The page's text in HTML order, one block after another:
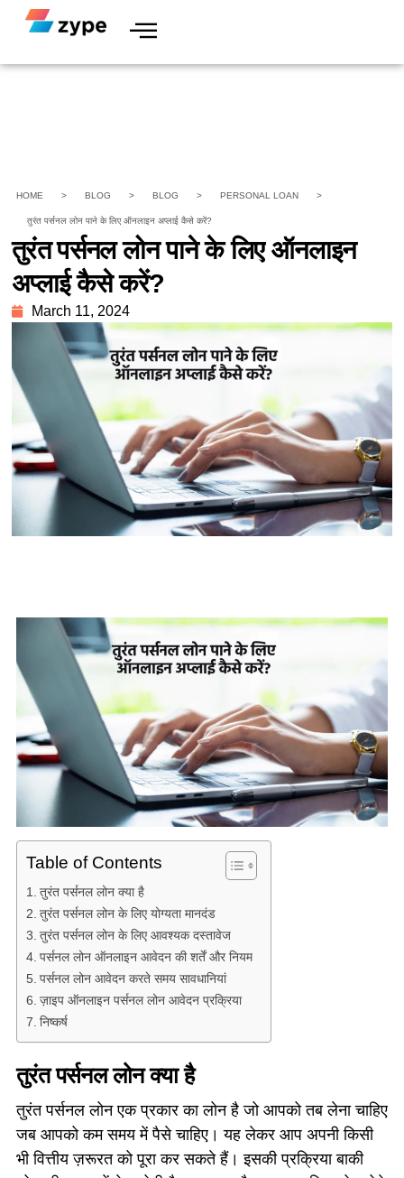
HOME > BLOG > BLOG > PERSONAL LOAN >
तुरंत पर्सनल लोन पाने के लिए ऑनलाइन अप्लाई कैसे करें?
तुरंत पर्सनल लोन पाने के लिए ऑनलाइन
अप्लाई कैसे करें?
March 11, 2024
Table of Contents
तुरंत पर्सनल लोन क्या है
तुरंत पर्सनल लोन के लिए योग्यता मानदंड
तुरंत पर्सनल लोन के लिए आवश्यक दस्तावेज
पर्सनल लोन ऑनलाइन आवेदन की शर्तें और नियम
पर्सनल लोन आवेदन करते समय सावधानियां
ज़ाइप ऑनलाइन पर्सनल लोन आवेदन प्रक्रिया
निष्कर्ष
तुरंत पर्सनल लोन क्या है
तुरंत पर्सनल लोन एक प्रकार का लोन है जो आपको तब लेना चाहिए
जब आपको कम समय में पैसे चाहिए। यह लेकर आप अपनी किसी
भी वित्तीय ज़रूरत को पूरा कर सकते हैं। इसकी प्रक्रिया बाकी